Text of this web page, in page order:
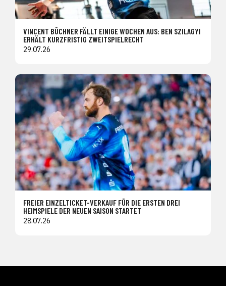
VINCENT BÜCHNER FÄLLT EINIGE WOCHEN AUS: BEN SZILAGYI
ERHÄLT KURZFRISTIG ZWEITSPIELRECHT
29.07.26
FREIER EINZELTICKET-VERKAUF FÜR DIE ERSTEN DREI
HEIMSPIELE DER NEUEN SAISON STARTET
28.07.26